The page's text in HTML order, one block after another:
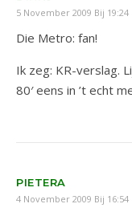
5 November 2009 Bij 19:24
Die Metro: fan!
Ik zeg: KR-verslag.
80′ eens in ’t echt
PIETERA
4 November 2009 Bij 16:54